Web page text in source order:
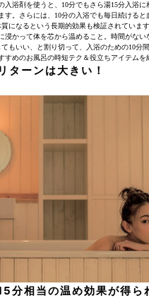
入浴剤を使うと、10分でもさら湯15分入浴
す。さらには、10分の入浴でも毎日続けると
になるという長期的効果も検証されています
浸かって体を芯から温めること。時間がない
もいい、と割り切って、入浴のための10分
すめのお風呂の時短テク＆役立ちアイテムを
ターンは大きい！
分相当の温め効果が得ら